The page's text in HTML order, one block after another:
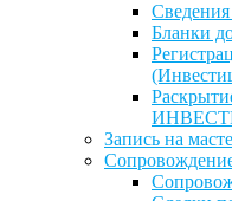
Бланки
Запись на